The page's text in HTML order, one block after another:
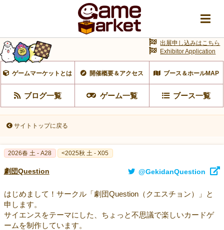
ゲームマーケットとは 開催概要＆アクセス ブース＆ホールMAP
ブログ一覧 ゲーム一覧 ブース一覧
出展申し込みはこちら
Exhibitor Application
サイトトップに戻る
2026春 土 - A28 <2025秋 土 - X05
劇団Question @GekidanQuestion
はじめまして！サークル「劇団Question（クエスチョン）」と
申します。
サイエンスをテーマにした、ちょっと不思議で楽しいカードゲ
ームを制作しています。